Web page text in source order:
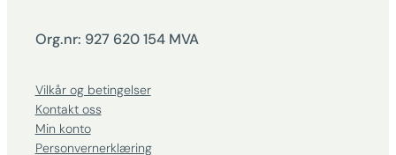
Org.nr: 927 620 154 MVA
Vilkår og betingelser
Kontakt oss
Min konto
Personvernerklæring